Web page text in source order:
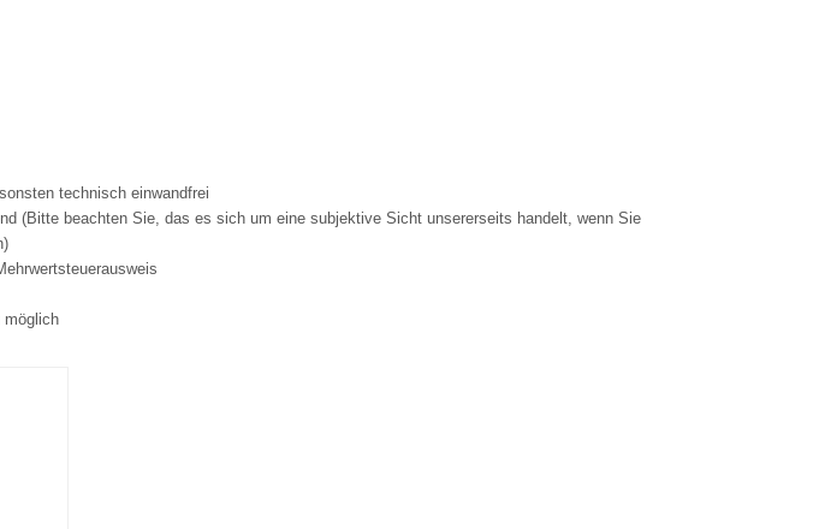
technisch einwandfrei
(Bitte beachten Sie, das es sich um eine subjektive Sicht unsererseits handelt, wenn Sie
möglich